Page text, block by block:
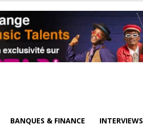
BANQUES & FINANCE INTERVIEWS